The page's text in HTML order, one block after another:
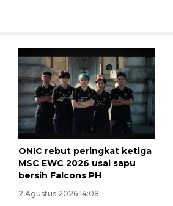
ONIC rebut peringkat ketiga
MSC EWC 2026 usai sapu
bersih Falcons PH
2 Agustus 2026 14:08